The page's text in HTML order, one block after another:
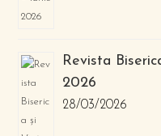
Revista
2026
28/03/2026